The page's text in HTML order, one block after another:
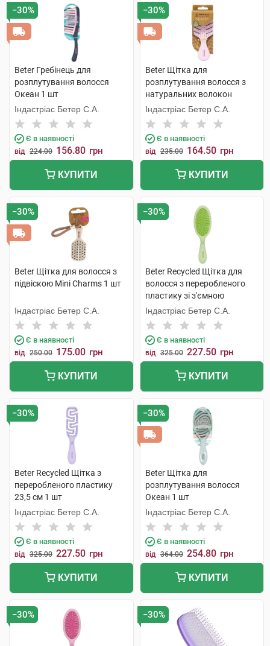
−30%
Beter Гребінець для
розплутування волосся
Океан 1 шт
Індастріас Бетер С.А.
Є в наявності
від 224.00 156.80 грн
КУПИТИ
−30%
Beter Щітка для
розплутування волосся з
натуральних волокон
пшениці Міні 1 шт
Індастріас Бетер С.А.
Є в наявності
від 235.00 164.50 грн
КУПИТИ
−30%
Beter Щітка для волосся з
підвіскою Mini Сharms 1 шт
Індастріас Бетер С.А.
Є в наявності
від 250.00 175.00 грн
КУПИТИ
−30%
Beter Recycled Щітка для
волосся з переробленого
пластику зі з'ємною
подушечкою 17,4 см 1 шт
Індастріас Бетер С.А.
Є в наявності
від 325.00 227.50 грн
КУПИТИ
−30%
Beter Recycled Щітка з
переробленого пластику
23,5 см 1 шт
Індастріас Бетер С.А.
Є в наявності
від 325.00 227.50 грн
КУПИТИ
−30%
Beter Щітка для
розплутування волосся
Океан 1 шт
Індастріас Бетер С.А.
Є в наявності
від 364.00 254.80 грн
КУПИТИ
−30% −30%